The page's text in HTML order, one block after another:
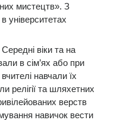
мистецтв». З
університетах
віки та на
в сім’ях або при
навчали їх
релігії та шляхетних
верств
навичок вести